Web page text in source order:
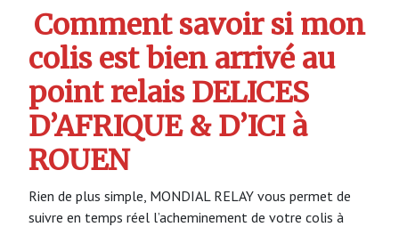
Comment savoir si mon
colis est bien arrivé au
point relais DELICES
D’AFRIQUE & D’ICI à
ROUEN
Rien de plus simple, MONDIAL RELAY vous permet de
suivre en temps réel l’acheminement de votre colis à